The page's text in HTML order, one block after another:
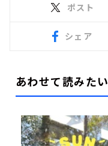
ポスト
シェア
あわせて読みたい